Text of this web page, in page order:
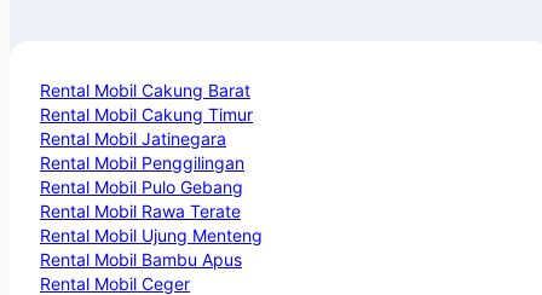
Rental Mobil Cakung Barat
Rental Mobil Cakung Timur
Rental Mobil Jatinegara
Rental Mobil Penggilingan
Rental Mobil Pulo Gebang
Rental Mobil Rawa Terate
Rental Mobil Ujung Menteng
Rental Mobil Bambu Apus
Rental Mobil Ceger